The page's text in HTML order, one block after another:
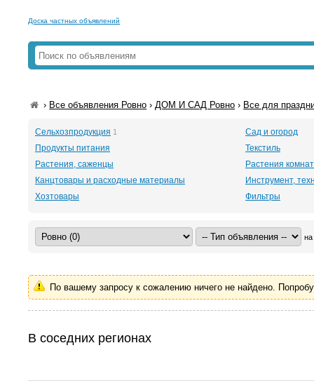
Доска частных объявлений
› Все объявления Ровно ›ДОМ И САД Ровно › Все для
Сельхозпродукция 1
Сад и огород
Продукты питания
Текстиль
Растения, саженцы
Растения
Канцтовары и расходные материалы
Инструмент,
Хозтовары
Фильтры
на
По вашему запросу к сожалению ничего не найдено.
В соседних регионах